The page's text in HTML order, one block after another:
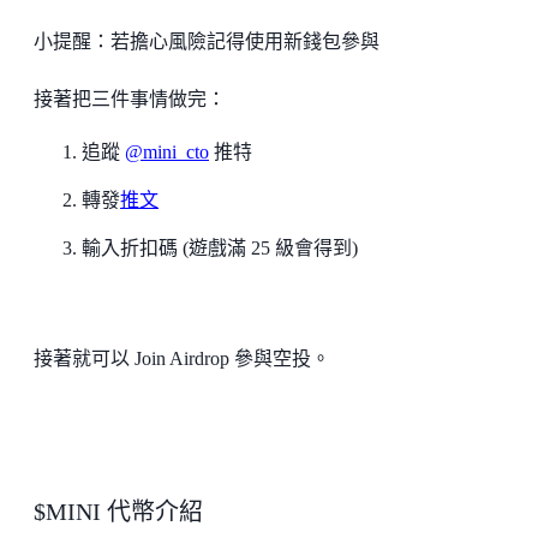
小提醒：若擔心風險記得使用新錢包參與
接著把三件事情做完：
追蹤 @mini_cto 推特
轉發推文
輸入折扣碼 (遊戲滿 25 級會得到)
接著就可以 Join Airdrop 參與空投。
$MINI 代幣介紹